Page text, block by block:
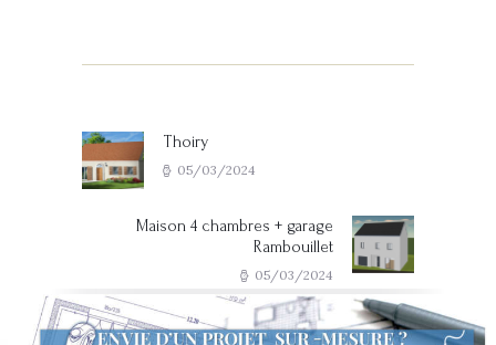
Previous post:
Thoiry
05/03/2024
Next post:
Maison 4 chambres + garage
Rambouillet
05/03/2024